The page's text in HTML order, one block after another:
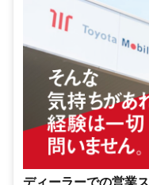
ディーラーでの営業